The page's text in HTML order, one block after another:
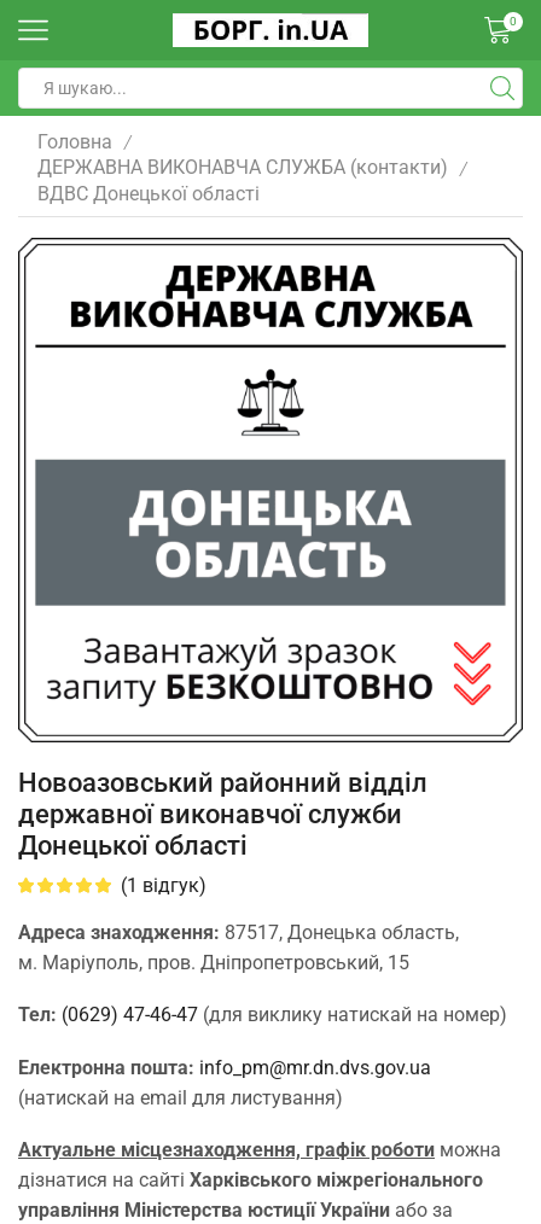
0
Головна /
ДЕРЖАВНА ВИКОНАВЧА СЛУЖБА (контакти) /
ВДВС Донецької областi
Новоазовський районний відділ
державної виконавчої служби
Донецької області
(1 відгук)
Адреса знаходження: 87517, Донецька область,
м. Маріуполь, пров. Дніпропетровський, 15
Тел: (0629) 47-46-47 (для виклику натискай на номер)
Електронна пошта: info_pm@mr.dn.dvs.gov.ua
(натискай на email для листування)
Актуальне місцезнаходження, графік роботи можна
дізнатися на сайті Харківського міжрегіонального
управління Міністерства юстиції України або за